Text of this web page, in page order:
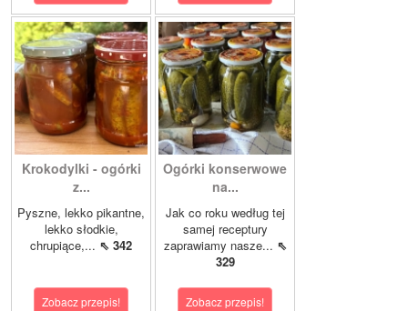
Krokodylki - ogórki
z...
Pyszne, lekko pikantne,
lekko słodkie,
chrupiące,... ⇖ 342
Zobacz przepis!
Ogórki konserwowe
na...
Jak co roku według tej
samej receptury
zaprawiamy nasze... ⇖
329
Zobacz przepis!